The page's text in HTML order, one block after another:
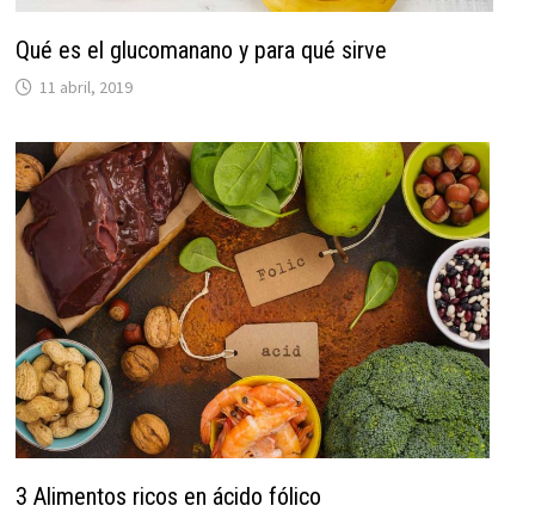
Qué es el glucomanano y para qué sirve
11 abril, 2019
3 Alimentos ricos en ácido fólico